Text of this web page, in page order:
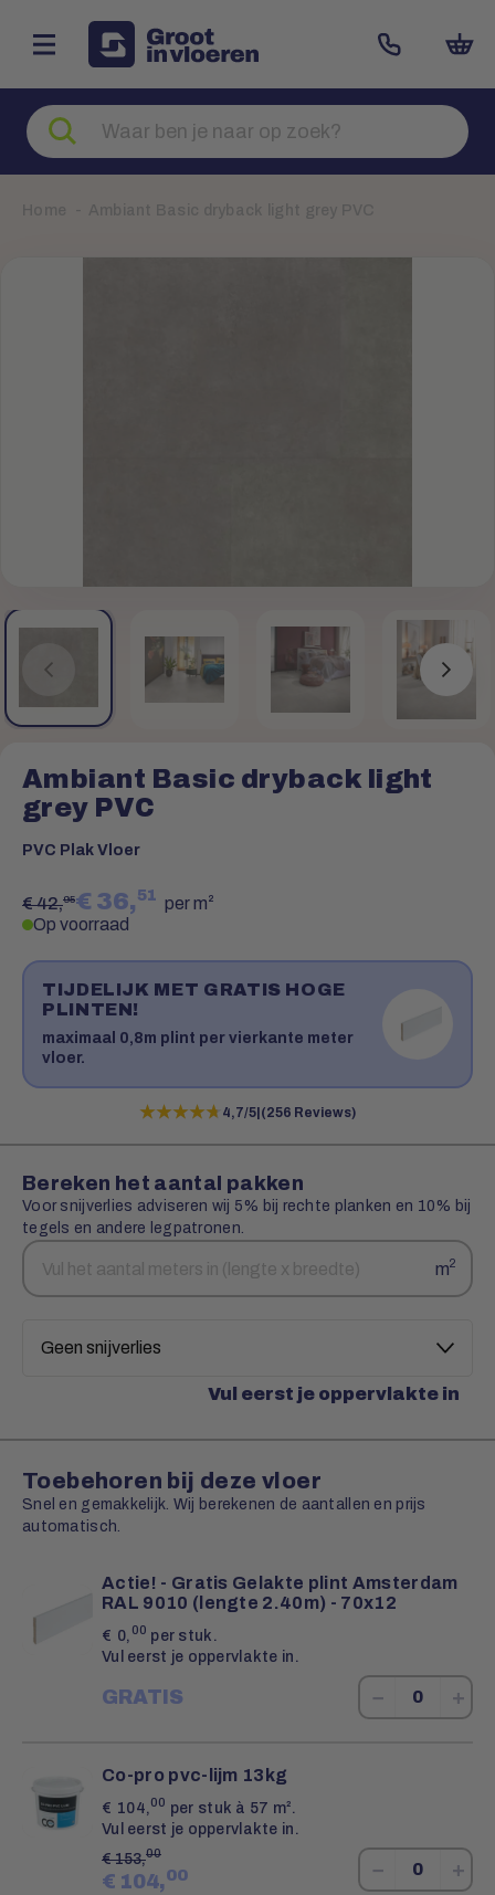
Zoeken
naar
producten
Home Ambiant Basic dryback light grey PVC
Ambiant Basic dryback light
grey PVC
PVC Plak Vloer
€ 42,95€ 36, 51 per m²
Op voorraad
TIJDELIJK MET GRATIS HOGE
PLINTEN!
maximaal 0,8m plint per vierkante meter
vloer.
★★★★★
★★★★★ 4,7/5 (256 Reviews)
Bereken het aantal pakken
Voor snijverlies adviseren wij 5% bij rechte planken en 10% bij
tegels en andere legpatronen.
Aantal
vierkante
m2
Snijverlies
Vul eerst je oppervlakte in
Toebehoren bij deze vloer
Snel en gemakkelijk. Wij berekenen de aantallen en prijs
automatisch.
Actie! - Gratis Gelakte plint Amsterdam
RAL 9010 (lengte 2.40m) - 70x12
€ 0, 00 per stuk.
Vul eerst je oppervlakte in.
GRATIS − +
Co-pro pvc-lijm 13kg
€ 104, 00 per stuk à 57 m².
Vul eerst je oppervlakte in.
€153,00
€ 104,00 − +